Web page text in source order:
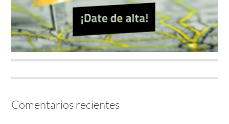
Comentarios recientes